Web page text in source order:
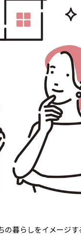
の暮らしをイメージ